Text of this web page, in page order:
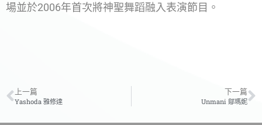
場並於2006年首次將神聖舞蹈融入表演節目。
上一篇
Yashoda 雅修達
下一篇
Unmani 鄔瑪妮